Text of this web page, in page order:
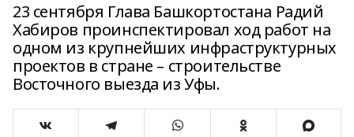
23 сентября Глава Башкортостана Радий
Хабиров проинспектировал ход работ на
одном из крупнейших инфраструктурных
проектов в стране – строительстве
Восточного выезда из Уфы.